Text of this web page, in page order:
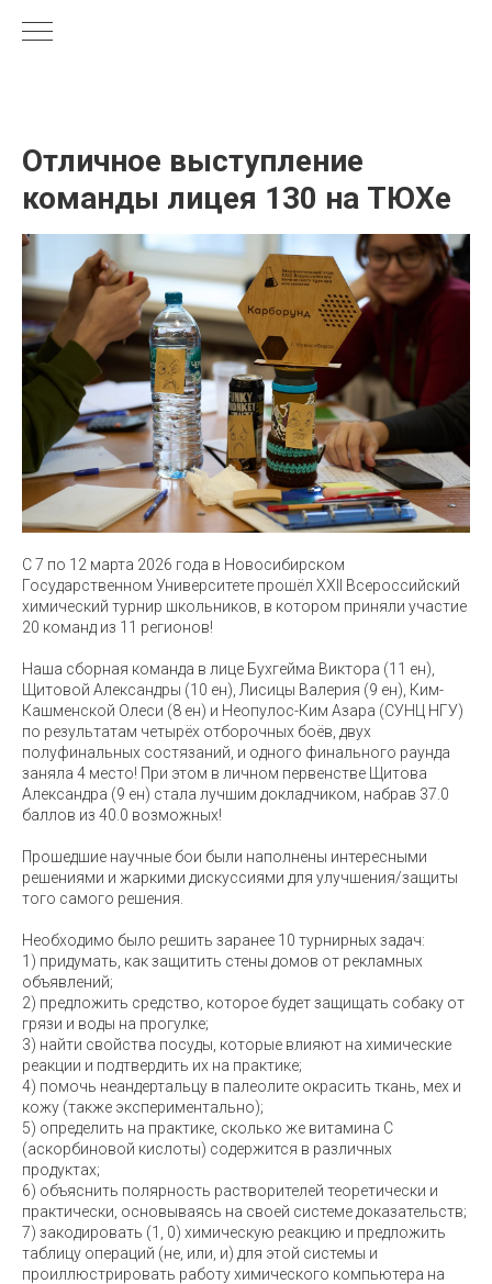
Отличное выступление
команды лицея 130 на ТЮХе
С 7 по 12 марта 2026 года в Новосибирском
Государственном Университете прошёл XXII Всероссийский
химический турнир школьников, в котором приняли участие
20 команд из 11 регионов!
Наша сборная команда в лице Бухгейма Виктора (11 ен),
Щитовой Александры (10 ен), Лисицы Валерия (9 ен), Ким-
Кашменской Олеси (8 ен) и Неопулос-Ким Азара (СУНЦ НГУ)
по результатам четырёх отборочных боёв, двух
полуфинальных состязаний, и одного финального раунда
заняла 4 место! При этом в личном первенстве Щитова
Александра (9 ен) стала лучшим докладчиком, набрав 37.0
баллов из 40.0 возможных!
Прошедшие научные бои были наполнены интересными
решениями и жаркими дискуссиями для улучшения/защиты
того самого решения.
Необходимо было решить заранее 10 турнирных задач:
1) придумать, как защитить стены домов от рекламных
объявлений;
2) предложить средство, которое будет защищать собаку от
грязи и воды на прогулке;
3) найти свойства посуды, которые влияют на химические
реакции и подтвердить их на практике;
4) помочь неандертальцу в палеолите окрасить ткань, мех и
кожу (также экспериментально);
5) определить на практике, сколько же витамина С
(аскорбиновой кислоты) содержится в различных
продуктах;
6) объяснить полярность растворителей теоретически и
практически, основываясь на своей системе доказательств;
7) закодировать (1, 0) химическую реакцию и предложить
таблицу операций (не, или, и) для этой системы и
проиллюстрировать работу химического компьютера на